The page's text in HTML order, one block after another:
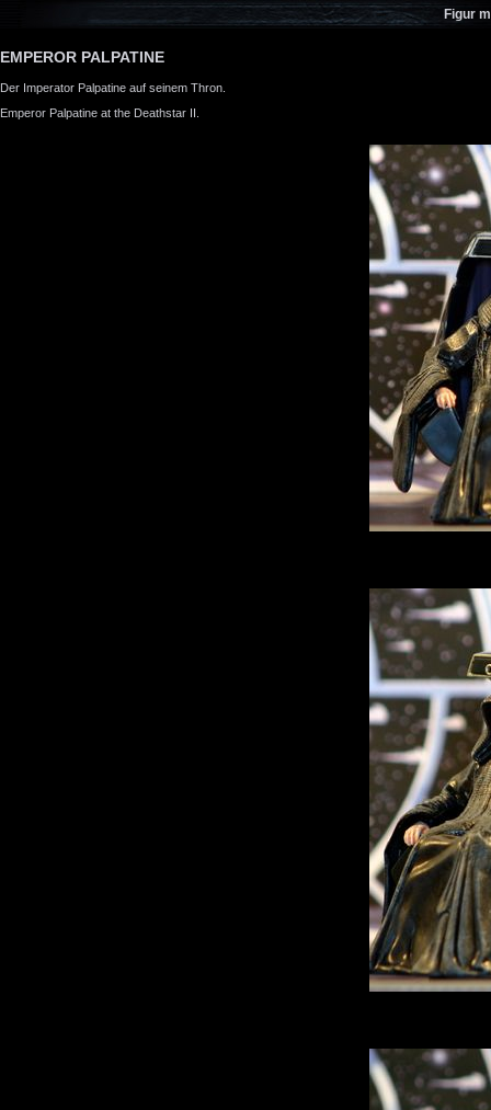
Figur
EMPEROR PALPATINE
Der Imperator Palpatine auf seinem Thron.
Emperor Palpatine at the Deathstar II.